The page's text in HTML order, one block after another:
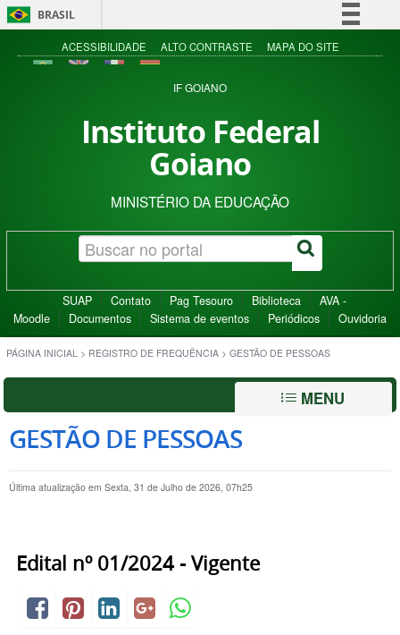
BRASIL
Simplifique!
Acesso à informação
ACESSIBILIDADE ALTO CONTRASTE MAPA DO SITE
IF GOIANO
Instituto Federal
Goiano
MINISTÉRIO DA EDUCAÇÃO
SUAP Contato Pag Tesouro Biblioteca
AVA -
Moodle
Documentos Sistema de eventos Periódicos Ouvidoria
PÁGINA INICIAL > REGISTRO DE FREQUÊNCIA > GESTÃO DE PESSOAS
MENU
GESTÃO DE PESSOAS
Última atualização em Sexta, 31 de Julho de 2026, 07h25
Edital nº 01/2024 - Vigente